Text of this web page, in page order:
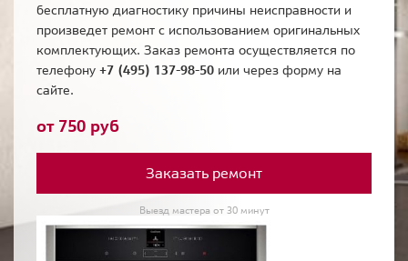
бесплатную диагностику причины неисправности и
произведет ремонт с использованием оригинальных
комплектующих. Заказ ремонта осуществляется по
телефону +7 (495) 137-98-50 или через форму на
сайте.
от 750 руб
Заказать ремонт
Выезд мастера от 30 минут